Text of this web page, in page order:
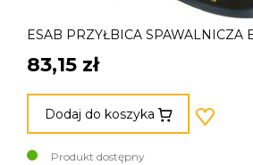
ESAB PRZYŁBICA SPAWALNICZA
83,15 zł
Dodaj do koszyka
Produkt dostępny